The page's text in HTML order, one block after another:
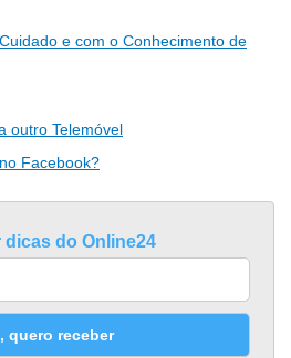
e com o Conhecimento de
outro Telemóvel
Facebook?
dicas do Online24
quero receber